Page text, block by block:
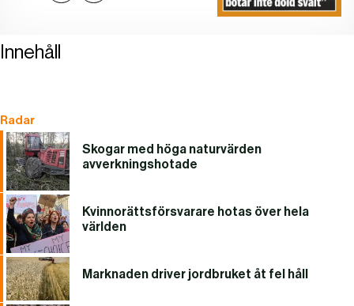
Innehåll
Radar
Skogar med höga naturvärden
avverkningshotade
Kvinnorättsförsvarare hotas över hela
världen
Marknaden driver jordbruket åt fel håll